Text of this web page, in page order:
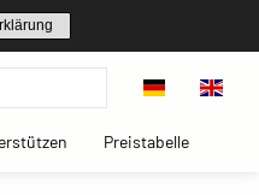
(current)Preistabelle(current)